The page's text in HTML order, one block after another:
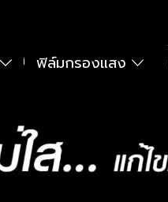
ฟิล์มกรองแสง